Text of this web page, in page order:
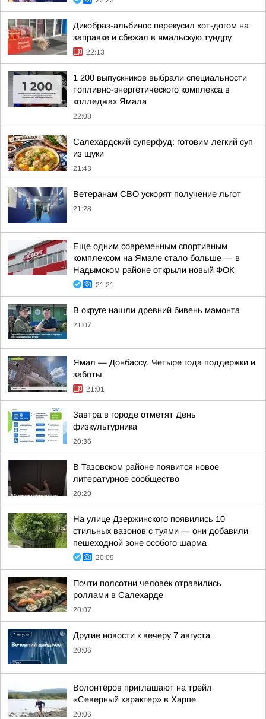
Дикобраз-альбинос перекусил хот-догом на
заправке и сбежал в ямальскую тундру
22:13
1 200 выпускников выбрали специальности
топливно-энергетического комплекса в
колледжах Ямала
22:08
Салехардский суперфуд: готовим лёгкий суп
из щуки
21:43
Ветеранам СВО ускорят получение льгот
21:28
Еще одним современным спортивным
комплексом на Ямале стало больше — в
Надымском районе открыли новый ФОК
21:21
В округе нашли древний бивень мамонта
21:07
Ямал — Донбассу. Четыре года поддержки и
заботы
21:01
Завтра в городе отметят День
физкультурника
20:36
В Тазовском районе появится новое
литературное сообщество
20:29
На улице Дзержинского появились 10
стильных вазонов с туями — они добавили
пешеходной зоне особого шарма
20:09
Почти полсотни человек отравились
роллами в Салехарде
20:07
Другие новости к вечеру 7 августа
20:06
Волонтёров приглашают на трейл
«Северный характер» в Харпе
20:06